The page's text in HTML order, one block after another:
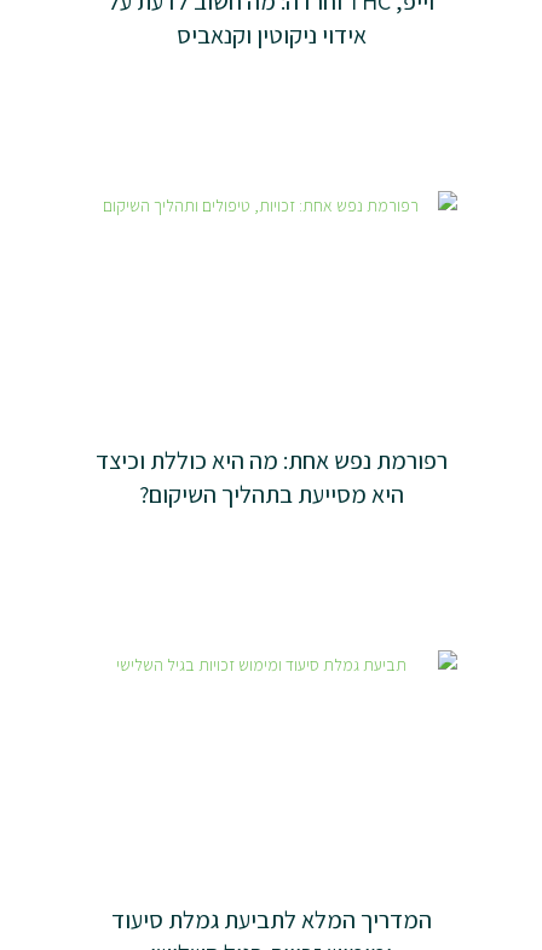
אידוי ניקוטין וקנאביס
רפורמת נפש אחת: מה היא כוללת וכיצד
היא מסייעת בתהליך השיקום?
המדריך המלא לתביעת גמלת סיעוד